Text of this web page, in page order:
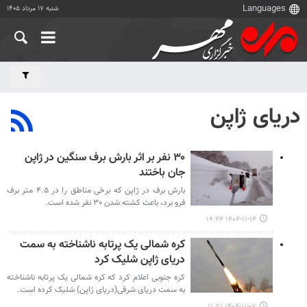
شنبه ۱۷ مرداد ۱۴۰۵
دریای ژاپن
۳۰ نفر بر اثر بارش برف سنگین در ژاپن
جان باختند
بارش برف در ژاپن که برخی مناطق را در ۴.۵ متر برف
فرو برد، باعث کشته شدن ۳۰ نفر شده است.
۱۴۰۴-۱۱-۱۴ ۱۹:۴۴
کره شمالی یک پرتابه ناشناخته به سمت
دریای ژاپن شلیک کرد
کره جنوبی اعلام کرد که کره شمالی یک پرتابه ناشناخته
به سمت دریای شرقی(دریای ژاپن) شلیک کرده است.